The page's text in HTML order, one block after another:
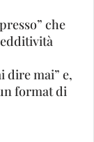
che
dire mai” e,
format di